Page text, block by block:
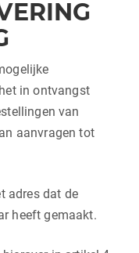
in ontvangst
van
aanvragen tot
adres dat de
heeft gemaakt.